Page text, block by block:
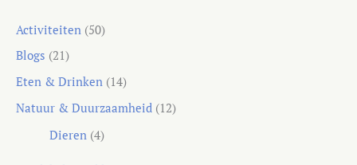
Activiteiten (50)
Blogs (21)
Eten & Drinken (14)
Natuur & Duurzaamheid (12)
Dieren (4)